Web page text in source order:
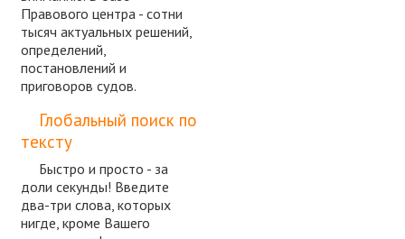
Правового центра - сотни
тысяч актуальных решений,
определений,
постановлений и
приговоров судов.
Глобальный поиск по
тексту
Быстро и просто - за
доли секунды! Введите
два-три слова, которых
нигде, кроме Вашего